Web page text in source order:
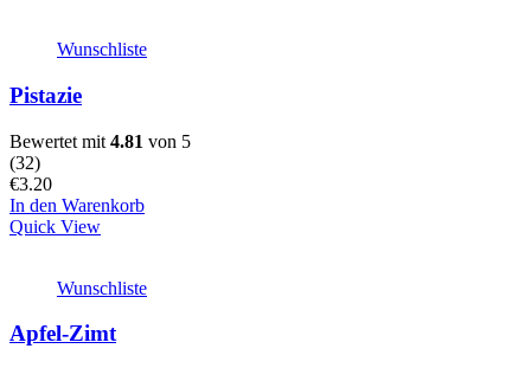
Wunschliste
Pistazie
Bewertet mit 4.81 von 5
(32)
€3.20
In den Warenkorb
Quick View
Wunschliste
Apfel-Zimt